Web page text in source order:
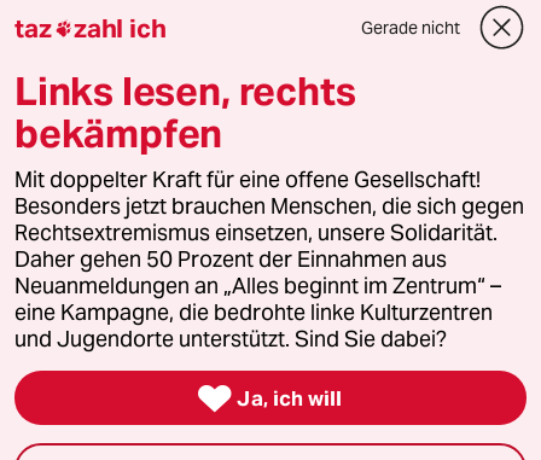
Downloads für Abonnierende
© 2026 taz Verlags und Vertriebs GmbH
Alle Rechte vorbehalten. Bei rechtlichen Fragen oder für Genehmigungen
wenden Sie sich bitte an lizenzen@taz.de
Feedback Redaktionsstatut Kommune-Richtlinien
Leitlinie Informant Datenschutz Impressum AGB
Seitenwende Einwilligungen widerrufen (Ads)
taz zahl ich Gerade nicht
Links lesen, rechts
bekämpfen
Mit doppelter Kraft für eine offene Gesellschaft!
Besonders jetzt brauchen Menschen, die sich gegen
Rechtsextremismus einsetzen, unsere Solidarität.
Daher gehen 50 Prozent der Einnahmen aus
Neuanmeldungen an „Alles beginnt im Zentrum“ –
eine Kampagne, die bedrohte linke Kulturzentren
und Jugendorte unterstützt. Sind Sie dabei?
 Ja, ich will